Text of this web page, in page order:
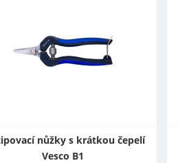
nůžky s krátkou čepelí
Vesco B1